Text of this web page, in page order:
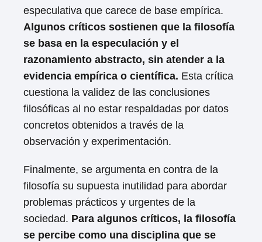
especulativa que carece de base empírica.
Algunos críticos sostienen que la filosofía
se basa en la especulación y el
razonamiento abstracto, sin atender a la
evidencia empírica o científica. Esta crítica
cuestiona la validez de las conclusiones
filosóficas al no estar respaldadas por datos
concretos obtenidos a través de la
observación y experimentación.
Finalmente, se argumenta en contra de la
filosofía su supuesta inutilidad para abordar
problemas prácticos y urgentes de la
sociedad. Para algunos críticos, la filosofía
se percibe como una disciplina que se